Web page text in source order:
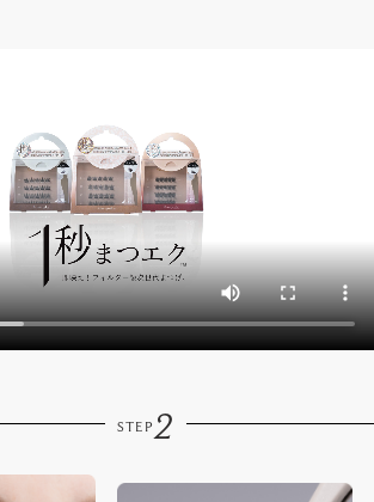
STEP2